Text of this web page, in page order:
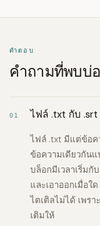
คำตอบ
คำถามที่พบบ่
01 ไฟล์ .txt กับ .srt
ไฟล์ .txt มีแต่ข้อค
ข้อความเดียวกัน
บล็อกมีเวลาเริ่มกั
และเอาออกเมื่อ
ไตเติลไม่ได้ เพร
เติมให้